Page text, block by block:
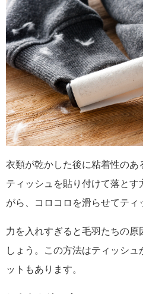
衣類が乾かした後に粘着性の
ティッシュを貼り付けて落と
がら、コロコロを滑らせてティ
力を入れすぎると毛羽たちの原
しょう。この方法はティッシュ
ットもあります。